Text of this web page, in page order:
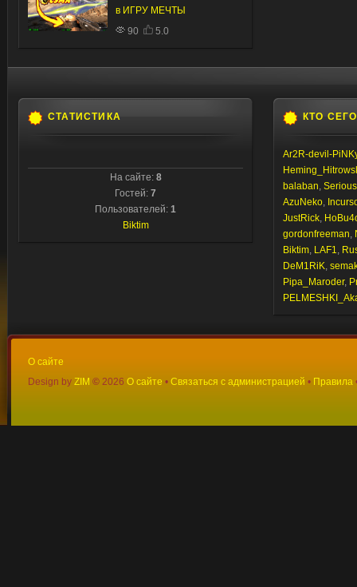
в ИГРУ МЕЧТЫ
90
5.0
СТАТИСТИКА
На сайте: 8
Гостей: 7
Пользователей: 1
Biktim
КТО
Ar2R-devil-
balaban,
AzuNeko,
JustRick,
gordonfreeman,
Biktim, LAF1,
DeM1RiK,
Pipa_Maroder,
О сайте
Design by ZIM © 2026 О сайте • Связаться с администрацией • Правила